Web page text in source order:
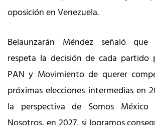
oposición en Venezuela.
Belaunzarán Méndez señaló que
respeta la decisión de cada partido
PAN y Movimiento de querer
próximas elecciones intermedias en
la perspectiva de Somos México